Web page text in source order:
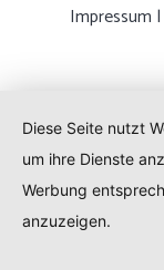
Impressum |
Diese Seite nutzt
um ihre Dienste
Werbung
anzuzeigen.